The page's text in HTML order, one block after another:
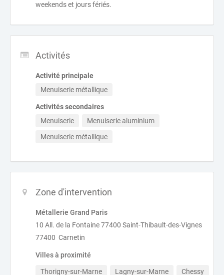
weekends et jours fériés.
Activités
Activité principale
Menuiserie métallique
Activités secondaires
Menuiserie
Menuiserie aluminium
Menuiserie métallique
Zone d'intervention
Métallerie Grand Paris
10 All. de la Fontaine 77400 Saint-Thibault-des-Vignes
77400 Carnetin
Villes à proximité
Thorigny-sur-Marne Lagny-sur-Marne Chessy